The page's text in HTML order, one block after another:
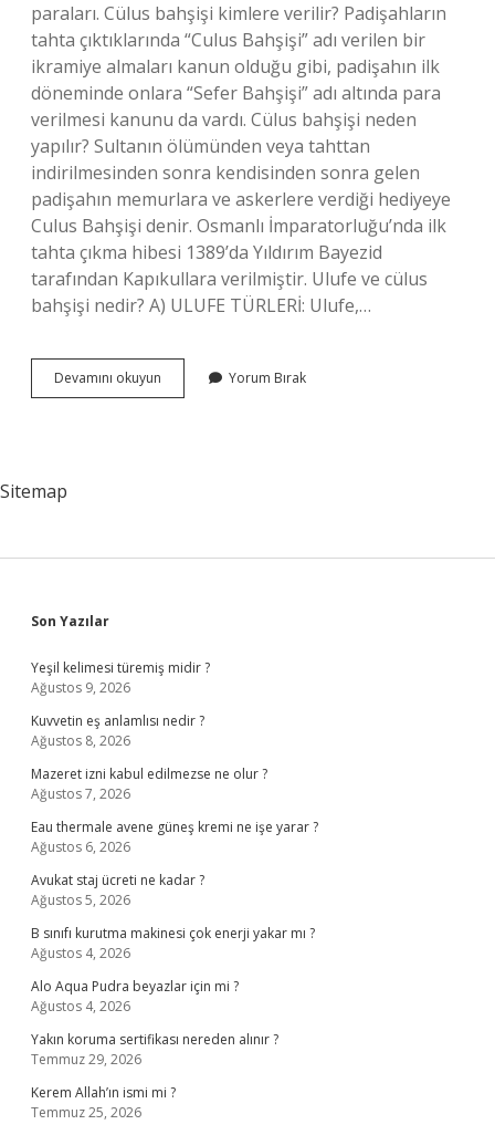
paraları. Cülus bahşişi kimlere verilir? Padişahların
tahta çıktıklarında “Culus Bahşişi” adı verilen bir
ikramiye almaları kanun olduğu gibi, padişahın ilk
döneminde onlara “Sefer Bahşişi” adı altında para
verilmesi kanunu da vardı. Cülus bahşişi neden
yapılır? Sultanın ölümünden veya tahttan
indirilmesinden sonra kendisinden sonra gelen
padişahın memurlara ve askerlere verdiği hediyeye
Culus Bahşişi denir. Osmanlı İmparatorluğu’nda ilk
tahta çıkma hibesi 1389’da Yıldırım Bayezid
tarafından Kapıkullara verilmiştir. Ulufe ve cülus
bahşişi nedir? A) ULUFE TÜRLERİ: Ulufe,…
Devamını okuyun
Bahşişi
Yorum Bırak
Sitemap
Sidebar
Son Yazılar
Yeşil kelimesi türemiş midir ?
Ağustos 9, 2026
Kuvvetin eş anlamlısı nedir ?
Ağustos 8, 2026
Mazeret izni kabul edilmezse ne olur ?
Ağustos 7, 2026
Eau thermale avene güneş kremi ne işe yarar ?
Ağustos 6, 2026
Avukat staj ücreti ne kadar ?
Ağustos 5, 2026
B sınıfı kurutma makinesi çok enerji yakar mı ?
Ağustos 4, 2026
Alo Aqua Pudra beyazlar için mi ?
Ağustos 4, 2026
Yakın koruma sertifikası nereden alınır ?
Temmuz 29, 2026
Kerem Allah’ın ismi mi ?
Temmuz 25, 2026